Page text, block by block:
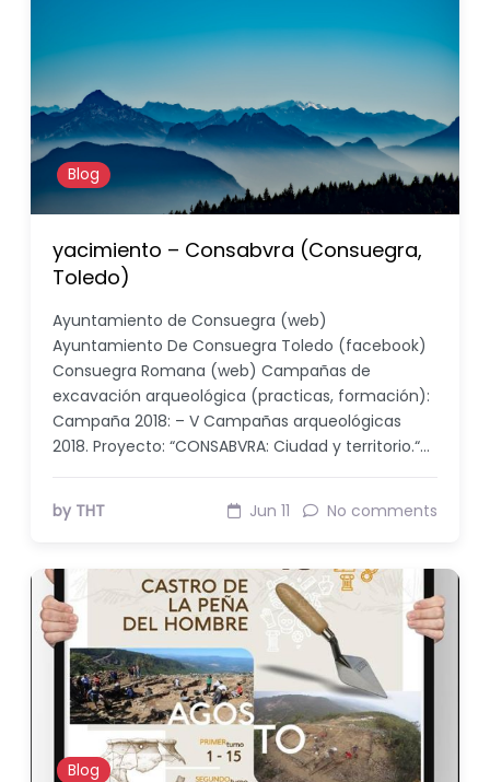
Blog
yacimiento – Consabvra (Consuegra,
Toledo)
Ayuntamiento de Consuegra (web)
Ayuntamiento De Consuegra Toledo (facebook)
Consuegra Romana (web) Campañas de
excavación arqueológica (practicas, formación):
Campaña 2018: – V Campañas arqueológicas
2018. Proyecto: “CONSABVRA: Ciudad y territorio.“…
by THT Jun 11 No comments
Blog